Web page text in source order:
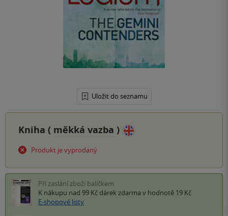
Uložit do seznamu
Kniha ( měkká vazba )
Produkt je vyprodaný.
Při zaslání zboží balíčkem
K nákupu nad 99 Kč dárek zdarma v hodnotě 19 Kč
E-shopové listy